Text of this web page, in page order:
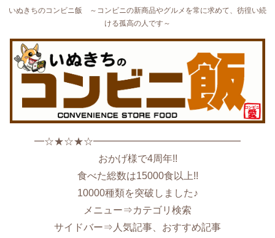
いぬきちのコンビニ飯 ～コンビニの新商品やグルメを常に求めて、彷徨い続
ける孤高の人です～
━☆★☆★☆━━━━━━━━━━━━━━━
おかげ様で4周年!!
食べた総数は15000食以上!!
10000種類を突破しました♪
メニュー⇒カテゴリ検索
サイドバー⇒人気記事、おすすめ記事